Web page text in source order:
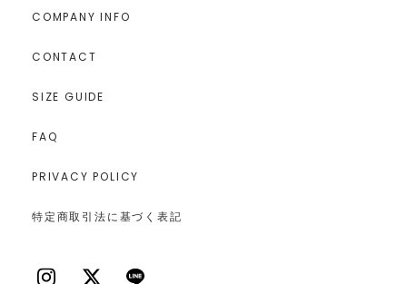
COMPANY INFO
CONTACT
SIZE GUIDE
FAQ
PRIVACY POLICY
特定商取引法に基づく表記